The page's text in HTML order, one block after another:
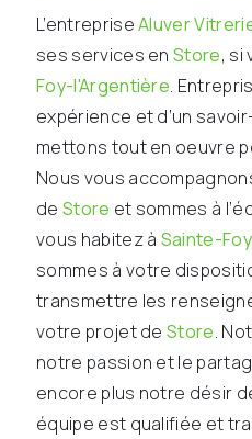
L’entrepriseAluver
ses services enStore, si
Foy-l'Argentière.
expérience et d’un
mettons tout en oeuvre
Nous vous
de Store et sommes à
vous habitez à Sainte-
sommes à votre
transmettre les
votre projet deStore.
notre passion et le
encore plus notre désir
équipe est qualifiée et